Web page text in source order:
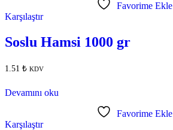
Favorime Ekle
Karşılaştır
Soslu Hamsi 1000 gr
1.51 ₺ KDV
Devamını oku
Favorime Ekle
Karşılaştır